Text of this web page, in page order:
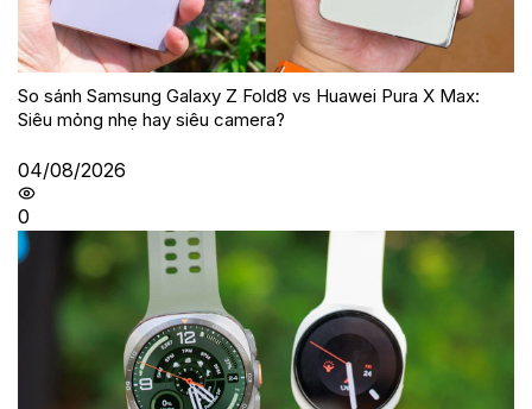
So sánh Samsung Galaxy Z Fold8 vs Huawei Pura X Max:
Siêu mỏng nhẹ hay siêu camera?
04/08/2026
0